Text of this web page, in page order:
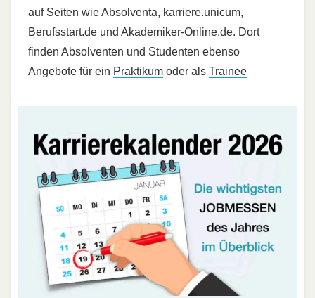
auf Seiten wie Absolventa, karriere.unicum,
Berufsstart.de und Akademiker-Online.de. Dort
finden Absolventen und Studenten ebenso
Angebote für ein Praktikum oder als Trainee